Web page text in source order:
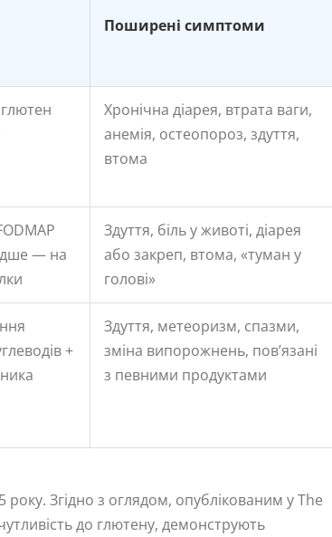
Поширені симптоми
Хронічна діарея, втрата ваги,
анемія, остеопороз, здуття,
втома
— на
Здуття, біль у животі, діарея
або закреп, втома, «туман у
голові»
+
Здуття, метеоризм, спазми,
зміна випорожнень, пов’язані
з певними продуктами
року. Згідно з оглядом, опублікованим у The
до глютену, демонструють